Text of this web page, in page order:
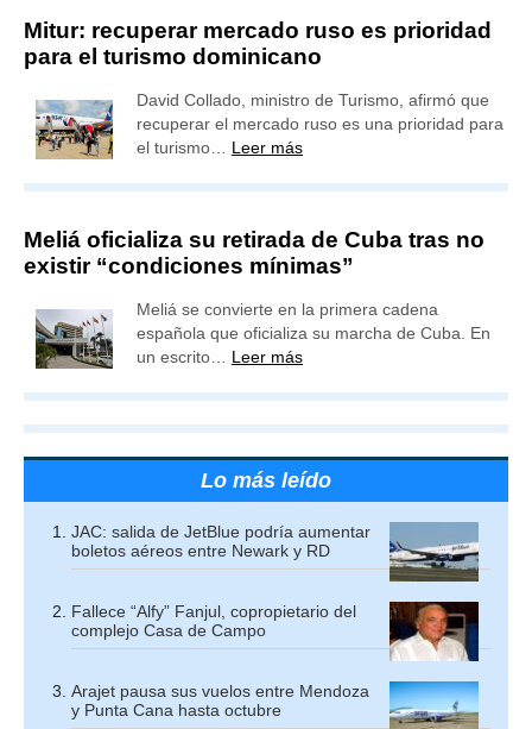
Mitur: recuperar mercado ruso es prioridad
para el turismo dominicano
David Collado, ministro de Turismo, afirmó que
recuperar el mercado ruso es una prioridad para
el turismo… Leer más
Meliá oficializa su retirada de Cuba tras no
existir “condiciones mínimas”
Meliá se convierte en la primera cadena
española que oficializa su marcha de Cuba. En
un escrito… Leer más
Lo más leído
JAC: salida de JetBlue podría aumentar
boletos aéreos entre Newark y RD
Fallece “Alfy” Fanjul, copropietario del
complejo Casa de Campo
Arajet pausa sus vuelos entre Mendoza
y Punta Cana hasta octubre